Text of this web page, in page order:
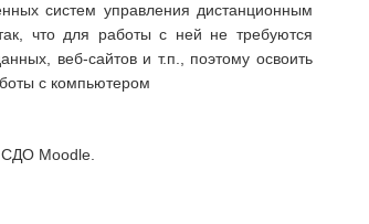
систем управления дистанционным
что для работы с ней не требуются
веб-сайтов и т.п., поэтому освоить
с компьютером
Moodle.